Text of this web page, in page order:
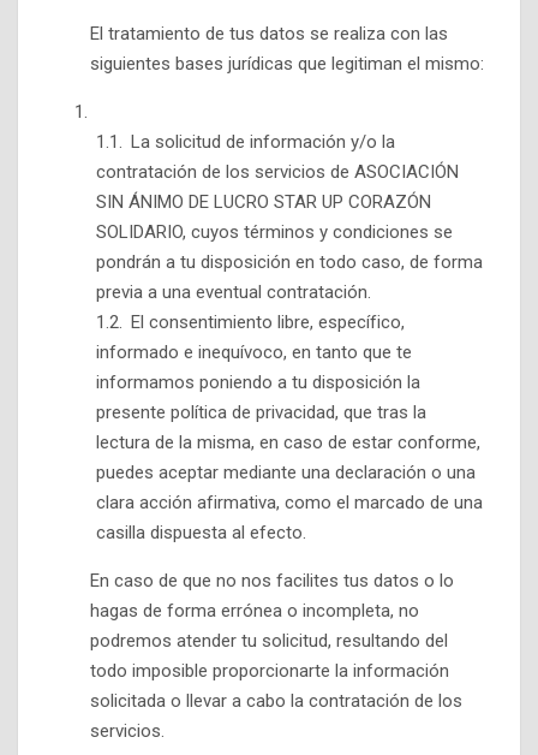
El tratamiento de tus datos se realiza con las
siguientes bases jurídicas que legitiman el mismo:
La solicitud de información y/o la
contratación de los servicios de ASOCIACIÓN
SIN ÁNIMO DE LUCRO STAR UP CORAZÓN
SOLIDARIO, cuyos términos y condiciones se
pondrán a tu disposición en todo caso, de forma
previa a una eventual contratación.
El consentimiento libre, específico,
informado e inequívoco, en tanto que te
informamos poniendo a tu disposición la
presente política de privacidad, que tras la
lectura de la misma, en caso de estar conforme,
puedes aceptar mediante una declaración o una
clara acción afirmativa, como el marcado de una
casilla dispuesta al efecto.
En caso de que no nos facilites tus datos o lo
hagas de forma errónea o incompleta, no
podremos atender tu solicitud, resultando del
todo imposible proporcionarte la información
solicitada o llevar a cabo la contratación de los
servicios.